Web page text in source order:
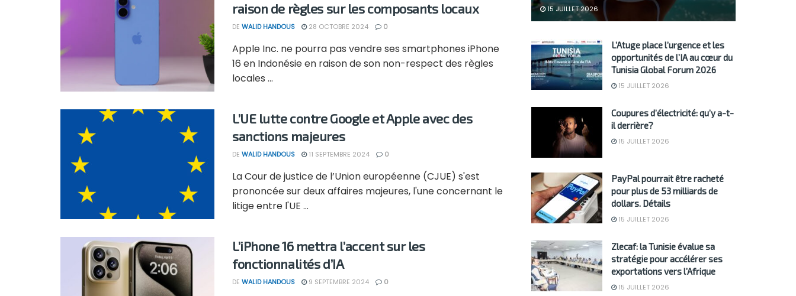
raison de règles sur les composants locaux
DE WALID HANDOUS 28 OCTOBRE 2024 0
Apple Inc. ne pourra pas vendre ses smartphones iPhone
16 en Indonésie en raison de son non-respect des règles
locales ...
L’UE lutte contre Google et Apple avec des
sanctions majeures
DE WALID HANDOUS 11 SEPTEMBRE 2024 0
La Cour de justice de l’Union européenne (CJUE) s'est
prononcée sur deux affaires majeures, l'une concernant le
litige entre l'UE ...
L’iPhone 16 mettra l’accent sur les
fonctionnalités d’IA
DE WALID HANDOUS 9 SEPTEMBRE 2024 0
15 JUILLET 2026
L’Atuge place l’urgence et les
opportunités de l’IA au cœur du
Tunisia Global Forum 2026
15 JUILLET 2026
Coupures d’électricité: qu’y a-t-
il derrière?
15 JUILLET 2026
PayPal pourrait être racheté
pour plus de 53 milliards de
dollars. Détails
15 JUILLET 2026
Zlecaf: la Tunisie évalue sa
stratégie pour accélérer ses
exportations vers l’Afrique
15 JUILLET 2026